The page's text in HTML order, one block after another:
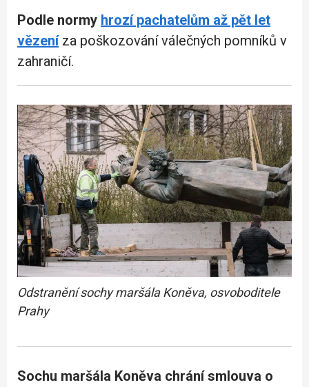
Podle normy hrozí pachatelům až pět let
vězeníza poškozování válečných pomníků v
zahraničí.
Odstranění sochy maršála Koněva, osvoboditele
Prahy
Sochu maršála Koněva chrání smlouva o